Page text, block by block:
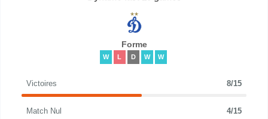
Forme
W L D W W
Victoires 8/15
Match Nul 4/15